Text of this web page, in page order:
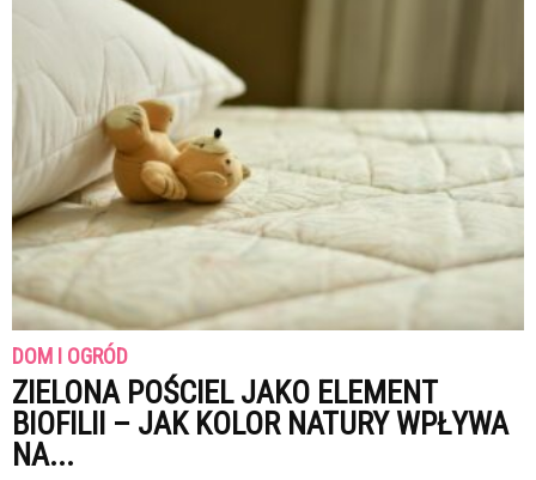
DOM I OGRÓD
ZIELONA POŚCIEL JAKO ELEMENT
BIOFILII – JAK KOLOR NATURY WPŁYWA
NA...